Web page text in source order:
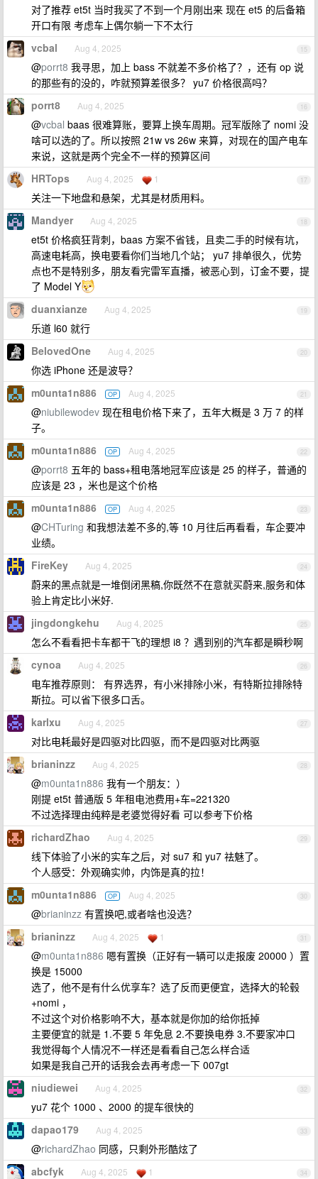
对了推荐 et5t 当时我买了不到一个月刚出来 现在 et5 的后备箱
开口有限 考虑车上偶尔躺一下不太行
15
vcbal Aug 4, 2025
@porrt8 我寻思，加上 bass 不就差不多价格了？，还有 op 说
的那些有的没的，咋就预算差很多？ yu7 价格很高吗？
16
porrt8 Aug 4, 2025
@vcbal baas 很难算账，要算上换车周期。冠军版除了 nomi 没
啥可以选的了。所以按照 21w vs 26w 来算，对现在的国产电车
来说，这就是两个完全不一样的预算区间
17
HRTops Aug 4, 2025 1
关注一下地盘和悬架，尤其是材质用料。
18
Mandyer Aug 4, 2025
et5t 价格疯狂背刺，baas 方案不省钱，且卖二手的时候有坑，
高速电耗高，换电要看你们当地几个站； yu7 排单很久，优势
点也不是特别多，朋友看完雷军直播，被恶心到，订金不要，提
了 Model Y
19
duanxianze Aug 4, 2025
乐道 l60 就行
20
BelovedOne Aug 4, 2025
你选 iPhone 还是波导？
21
m0unta1n886 OP Aug 4, 2025
@niubilewodev 现在租电价格下来了，五年大概是 3 万 7 的样
子。
22
m0unta1n886 OP Aug 4, 2025
@porrt8 五年的 bass+租电落地冠军应该是 25 的样子，普通的
应该是 23 ，米也是这个价格
23
m0unta1n886 OP Aug 4, 2025
@CHTuring 和我想法差不多的,等 10 月往后再看看，车企要冲
业绩。
24
FireKey Aug 4, 2025
蔚来的黑点就是一堆倒闭黑稿,你既然不在意就买蔚来,服务和体
验上肯定比小米好.
25
jingdongkehu Aug 4, 2025
怎么不看看把卡车都干飞的理想 i8 ？遇到别的汽车都是瞬秒啊
26
cynoa Aug 4, 2025
电车推荐原则： 有界选界，有小米排除小米，有特斯拉排除特
斯拉。可以省下很多口舌。
27
karlxu Aug 4, 2025
对比电耗最好是四驱对比四驱，而不是四驱对比两驱
28
brianinzz Aug 4, 2025
@m0unta1n886 我有一个朋友：）
刚提 et5t 普通版 5 年租电池费用+车=221320
不过选择理由纯粹是老婆觉得好看 可以参考下价格
29
richardZhao Aug 4, 2025
线下体验了小米的实车之后，对 su7 和 yu7 祛魅了。
个人感受：外观确实帅，内饰是真的拉！
30
m0unta1n886 OP Aug 4, 2025
@brianinzz 有置换吧,或者啥也没选？
31
brianinzz Aug 4, 2025 1
@m0unta1n886 嗯有置换（正好有一辆可以走报废 20000 ）置
换是 15000
选了，他不是有什么优享车？选了反而更便宜，选择大的轮毂
+nomi ，
不过这个对价格影响不大，基本就是你加的给你抵掉
主要便宜的就是 1.不要 5 年免息 2.不要换电券 3.不要家冲口
我觉得每个人情况不一样还是看看自己怎么样合适
如果是我自己开的话我会去再考虑一下 007gt
32
niudiewei Aug 4, 2025
yu7 花个 1000 、2000 的提车很快的
33
dapao179 Aug 4, 2025
@richardZhao 同感，只剩外形酷炫了
34
abcfyk Aug 4, 2025 1